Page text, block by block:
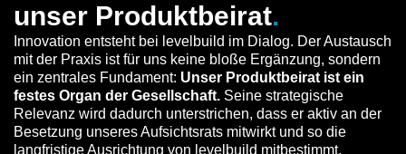
unser Produktbeirat.
Innovation entsteht bei levelbuild im Dialog. Der Austausch
mit der Praxis ist für uns keine bloße Ergänzung, sondern
ein zentrales Fundament: Unser Produktbeirat ist ein
festes Organ der Gesellschaft. Seine strategische
Relevanz wird dadurch unterstrichen, dass er aktiv an der
Besetzung unseres Aufsichtsrats mitwirkt und so die
langfristige Ausrichtung von levelbuild mitbestimmt.